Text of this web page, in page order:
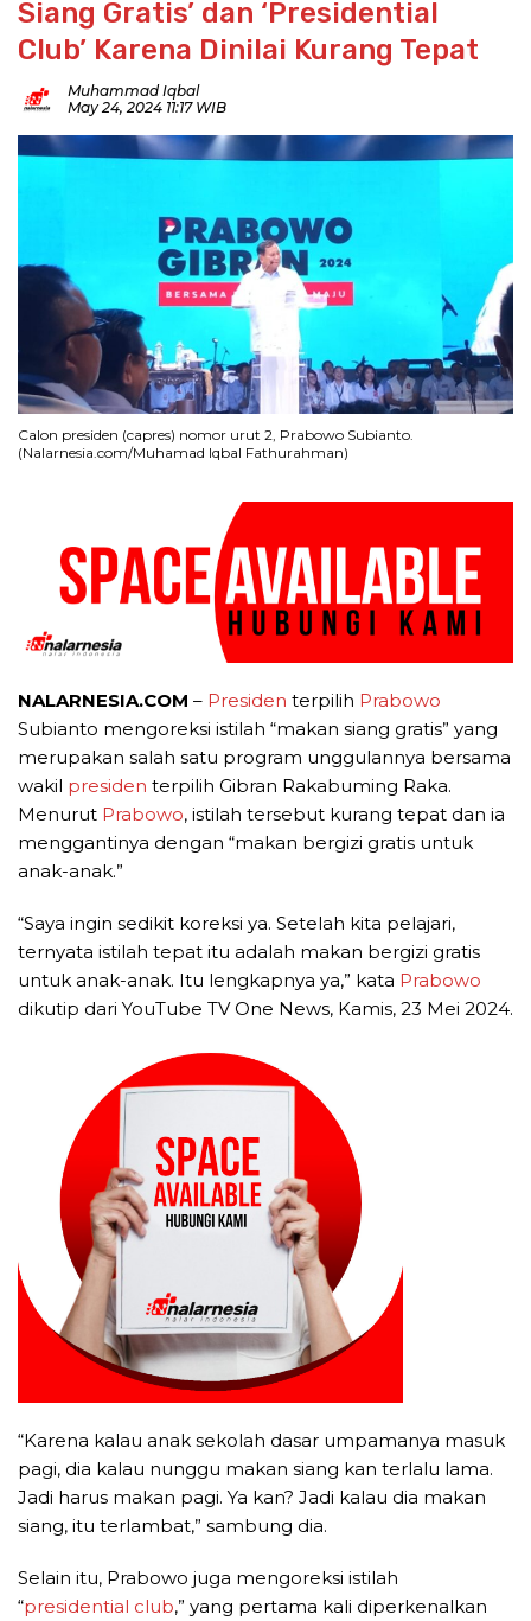
Siang Gratis’ dan ‘Presidential
Club’ Karena Dinilai Kurang Tepat
Muhammad Iqbal
May 24, 2024 11:17 WIB
Calon presiden (capres) nomor urut 2, Prabowo Subianto.
(Nalarnesia.com/Muhamad Iqbal Fathurahman)
NALARNESIA.COM – Presiden terpilih Prabowo
Subianto mengoreksi istilah “makan siang gratis” yang
merupakan salah satu program unggulannya bersama
wakil presiden terpilih Gibran Rakabuming Raka.
Menurut Prabowo, istilah tersebut kurang tepat dan ia
menggantinya dengan “makan bergizi gratis untuk
anak-anak.”
“Saya ingin sedikit koreksi ya. Setelah kita pelajari,
ternyata istilah tepat itu adalah makan bergizi gratis
untuk anak-anak. Itu lengkapnya ya,” kata Prabowo
dikutip dari YouTube TV One News, Kamis, 23 Mei 2024.
“Karena kalau anak sekolah dasar umpamanya masuk
pagi, dia kalau nunggu makan siang kan terlalu lama.
Jadi harus makan pagi. Ya kan? Jadi kalau dia makan
siang, itu terlambat,” sambung dia.
Selain itu, Prabowo juga mengoreksi istilah
“presidential club,” yang pertama kali diperkenalkan